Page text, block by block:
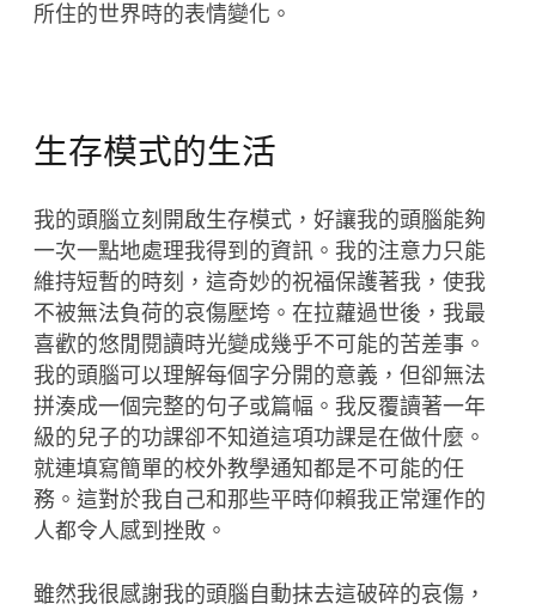
所住的世界時的表情變化。
生存模式的生活
我的頭腦立刻開啟生存模式，好讓我的頭腦能夠
一次一點地處理我得到的資訊。我的注意力只能
維持短暫的時刻，這奇妙的祝福保護著我，使我
不被無法負荷的哀傷壓垮。在拉蘿過世後，我最
喜歡的悠閒閱讀時光變成幾乎不可能的苦差事。
我的頭腦可以理解每個字分開的意義，但卻無法
拼湊成一個完整的句子或篇幅。我反覆讀著一年
級的兒子的功課卻不知道這項功課是在做什麼。
就連填寫簡單的校外教學通知都是不可能的任
務。這對於我自己和那些平時仰賴我正常運作的
人都令人感到挫敗。
雖然我很感謝我的頭腦自動抹去這破碎的哀傷，